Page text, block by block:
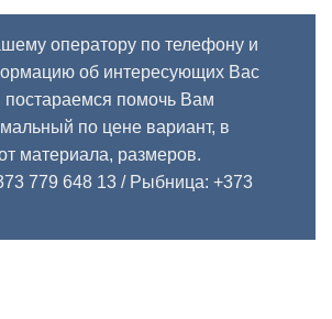
оператору по телефону и
об интересующих Вас
помочь Вам
по цене вариант, в
материала, размеров.
779 648 13 / Рыбница: +373